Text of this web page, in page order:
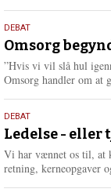
9.
juli
2026
DEBAT
Omsorg
”Hvis vi vil slå hul
Omsorg handler om
10.
juni
2026
DEBAT
Ledelse - eller
Vi har vænnet os til, at
retning, kerneopgaver